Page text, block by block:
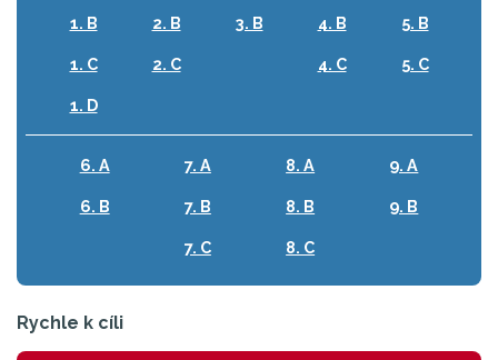
1. B
1. C
1. D
2. B
2. C
3. B 4. B
4. C
5. B
5. C
6. A
6. B
7. A
7. B
7. C
8. A
8. B
8. C
9. A
9. B
Rychle k cíli